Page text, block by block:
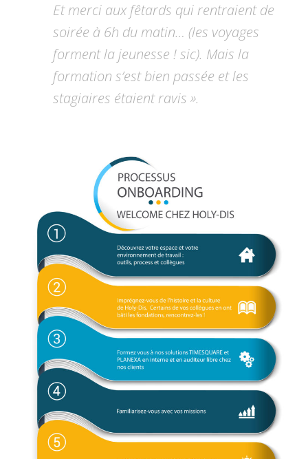
Et merci aux fêtards qui rentraient de
soirée à 6h du matin… (les voyages
forment la jeunesse ! sic). Mais la
formation s’est bien passée et les
stagiaires étaient ravis ».